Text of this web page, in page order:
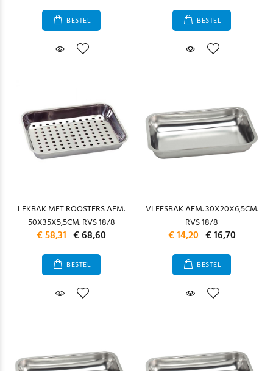
BESTEL BESTEL
LEKBAK MET ROOSTERS AFM.
50X35X5,5CM. RVS 18/8
€ 58,31 € 68,60
BESTEL
VLEESBAK AFM. 30X20X6,5CM.
RVS 18/8
€ 14,20 € 16,70
BESTEL